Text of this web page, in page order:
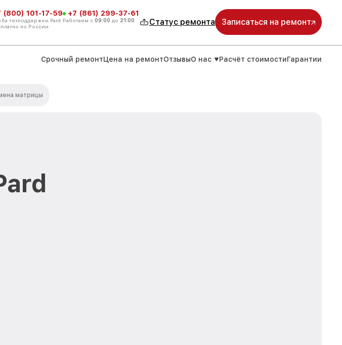
(800) 101-17-59
техподдержки Pard
по России
+7 (861) 299-37-61
Работаем с 09:00 до 21:00 Статус ремонта Записаться на ремонт
Срочный ремонтЦена на ремонтОтзывыО нас Расчёт стоимостиГарантии
матрицы